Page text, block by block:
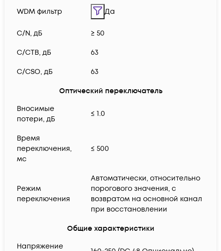
WDM фильтр Да
C/N, дБ ≥ 50
C/CTB, дБ 63
C/CSO, дБ 63
Оптический переключатель
Вносимые
потери, дБ
≤ 1.0
Время
переключения,
мс
≤ 500
Режим
переключения
Автоматически, относительно
порогового значения, с
возвратом на основной канал
при восстановлении
Общие характеристики
Напряжение